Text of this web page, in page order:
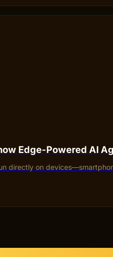
Edge-Powered AI
directly on